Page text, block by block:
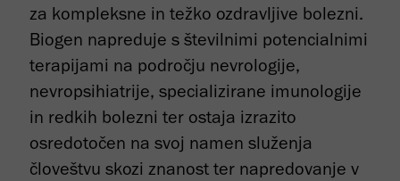
za kompleksne in težko ozdravljive bolezni.
Biogen napreduje s številnimi potencialnimi
terapijami na področju nevrologije,
nevropsihiatrije, specializirane imunologije
in redkih bolezni ter ostaja izrazito
osredotočen na svoj namen služenja
človeštvu skozi znanost ter napredovanje v